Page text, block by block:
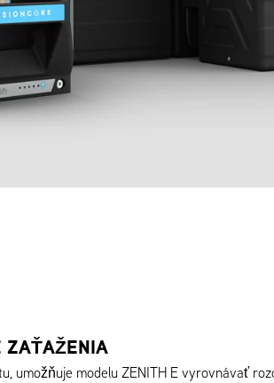
ZAŤAŽENIA
umožňuje modelu ZENITH E vyrovnávať